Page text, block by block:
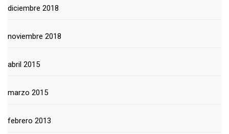
diciembre 2018
noviembre 2018
abril 2015
marzo 2015
febrero 2013